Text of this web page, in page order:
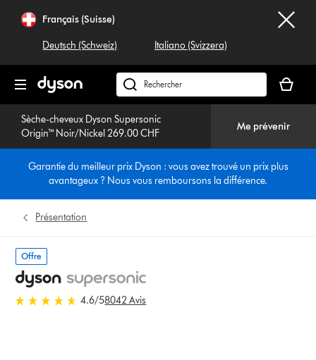
Français (Suisse)
Deutsch (Schweiz) Italiano (Svizzera)
Rechercher
dyson.ch
panier
est
Sèche-cheveux Dyson Supersonic
Origin™ Noir/Nickel 269.00 CHF
Me prévenir
Garantie du meilleur prix Dyson : vous avez trouvé un prix plus
avantageux ? Nous vous remboursons la différence.
Présentation
Offre
4.6 stars out of 5 from 8042
Avis
4.6/58042 Avis
Receive top tips from Dyson stylists, hear
about brand new technology, special gift
editions and accessories.
And get invitations to special events.